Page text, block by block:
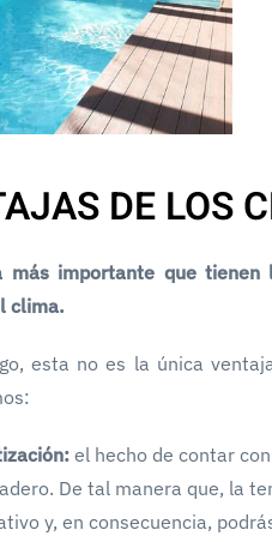
DE LOS
más importante que
clima.
esta no es la única
el hecho de contar
De tal manera que, la
y, en consecuencia,